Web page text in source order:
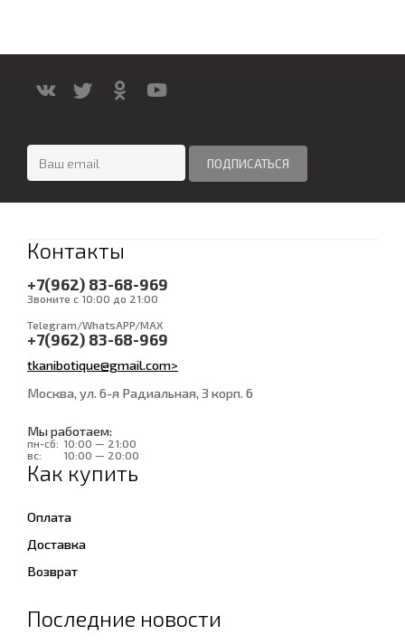
Контакты
+7(962) 83-68-969
Звоните с 10:00 до 21:00
Telegram/WhatsAPP/MAX
+7(962) 83-68-969
tkanibotique@gmail.com>
Москва, ул. 6-я Радиальная, 3 корп. 6
Мы работаем:
пн-сб: 10:00 — 21:00
вс:
10:00 — 20:00
Как купить
Оплата
Доставка
Возврат
Последние новости